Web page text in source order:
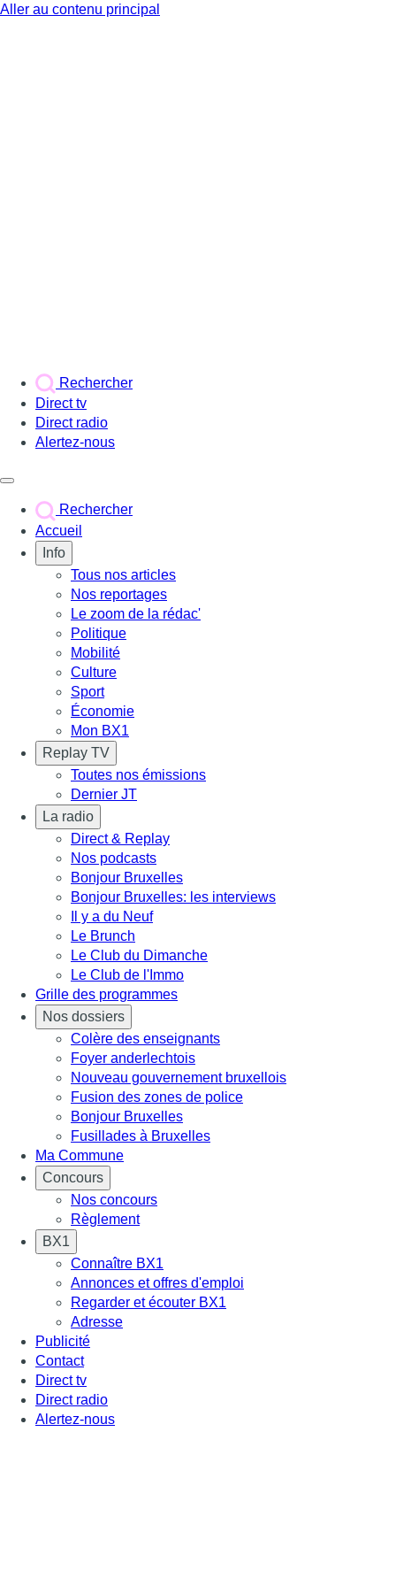
Aller au contenu principal
Rechercher
Direct tv
Direct radio
Alertez-nous
Rechercher
Accueil
Info
Tous nos articles
Nos reportages
Le zoom de la rédac'
Politique
Mobilité
Culture
Sport
Économie
Mon BX1
Replay TV
Toutes nos émissions
Dernier JT
La radio
Direct & Replay
Nos podcasts
Bonjour Bruxelles
Bonjour Bruxelles: les interviews
Il y a du Neuf
Le Brunch
Le Club du Dimanche
Le Club de l'Immo
Grille des programmes
Nos dossiers
Colère des enseignants
Foyer anderlechtois
Nouveau gouvernement bruxellois
Fusion des zones de police
Bonjour Bruxelles
Fusillades à Bruxelles
Ma Commune
Concours
Nos concours
Règlement
BX1
Connaître BX1
Annonces et offres d'emploi
Regarder et écouter BX1
Adresse
Publicité
Contact
Direct tv
Direct radio
Alertez-nous